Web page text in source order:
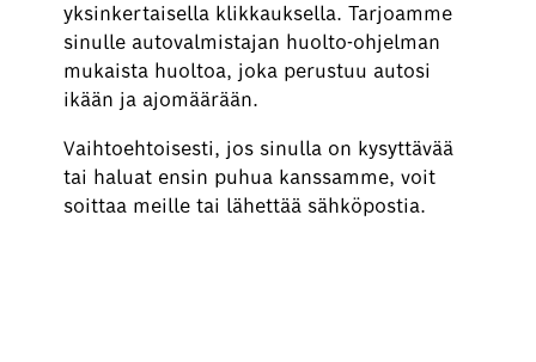
yksinkertaisella klikkauksella. Tarjoamme
sinulle autovalmistajan huolto-ohjelman
mukaista huoltoa, joka perustuu autosi
ikään ja ajomäärään.
Vaihtoehtoisesti, jos sinulla on kysyttävää
tai haluat ensin puhua kanssamme, voit
soittaa meille tai lähettää sähköpostia.